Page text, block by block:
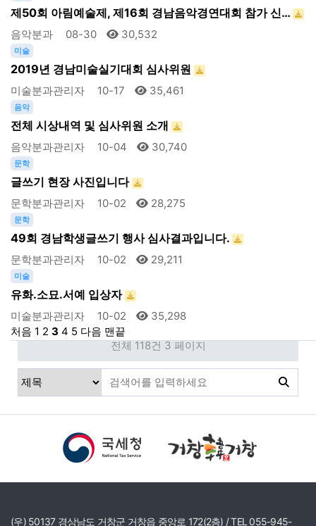
제50회 아림예술제, 제16회 경남음악경연대회 참가 신…
음악분과 08-30 30,532
미술
2019년 경남미술실기대회 심사위원
미술분과관리자 10-17 35,461
음악
전체 시상내역 및 심사위원 소개
음악분과관리자 10-04 30,740
문학
글쓰기 현장 사진입니다
문학분과관리자 10-02 28,275
문학
49회 경남학생글쓰기 행사 심사결과입니다.
문학분과관리자 10-02 29,211
미술
유화.소묘.서예 입상자
미술분과관리자 10-02
35,298
처음 1 2 3 4 5 다음 맨끝
전체 118건 3 페이지
(우) 50137 경상남도 거창군 거창읍 중앙로 172(2층) / TEL 055-945-